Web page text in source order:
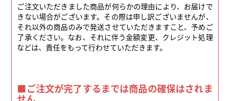
ご注文いただきました商品が何らかの理由により、お届けで
きない場合がございます。その際は申し訳ございませんが、
それ以外の商品のみで発送させていただきますこと、予めご
了承ください。なお、それに伴う金額変更、クレジット処理
などは、責任をもって行わせていただきます。
■ご注文が完了するまでは商品の確保はされま
せん